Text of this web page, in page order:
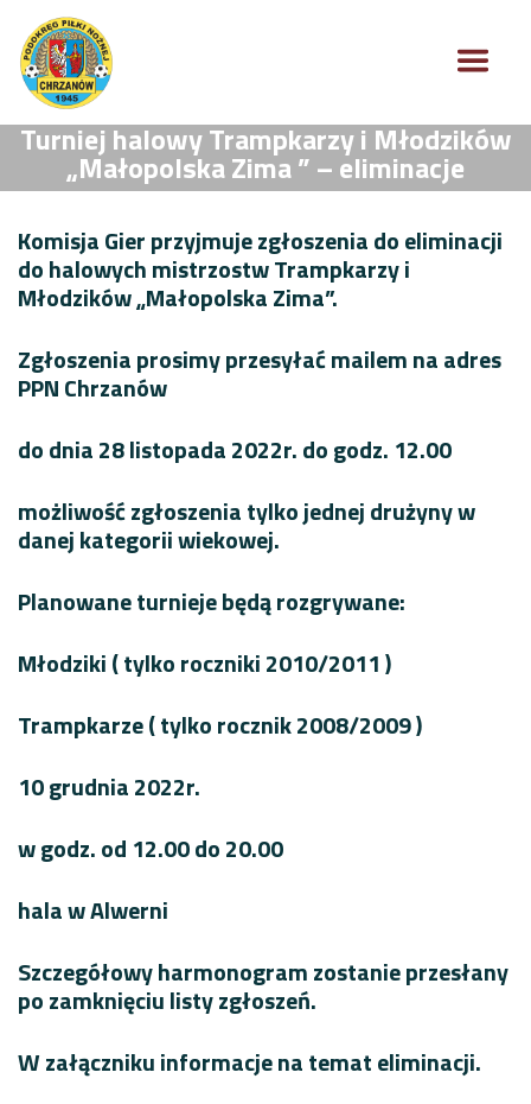
Turniej halowy Trampkarzy i Młodzików
„Małopolska Zima ” – eliminacje
Komisja Gier przyjmuje zgłoszenia do eliminacji
do halowych mistrzostw Trampkarzy i
Młodzików „Małopolska Zima”.
Zgłoszenia prosimy przesyłać mailem na adres
PPN Chrzanów
do dnia 28 listopada 2022r. do godz. 12.00
możliwość zgłoszenia tylko jednej drużyny w
danej kategorii wiekowej.
Planowane turnieje będą rozgrywane:
Młodziki ( tylko roczniki 2010/2011 )
Trampkarze ( tylko rocznik 2008/2009 )
10 grudnia 2022r.
w godz. od 12.00 do 20.00
hala w Alwerni
Szczegółowy harmonogram zostanie przesłany
po zamknięciu listy zgłoszeń.
W załączniku informacje na temat eliminacji.